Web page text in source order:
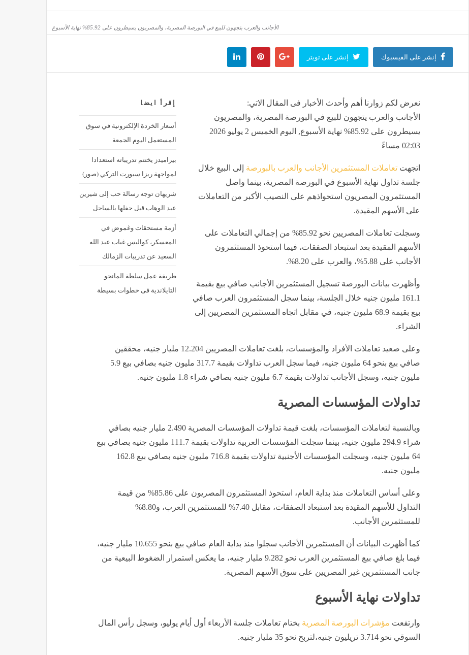
تنسيق الجامعات 2026، أبرز الكليات المتاحة في المرحلة الثانية لطلاب علمي وأدبي
منذ 34 دقيقة
الأجانب والعرب يتجهون للبيع في البورصة المصرية، والمصريون يسيطرون على 85.92% نهاية الأسبوع
إنشر على الفيسبوك إنشر على تويتر
إقرأ ايضا
أسعار الخردة الإلكترونية في سوق
المستعمل اليوم الجمعة
بيراميدز يختتم تدريباته استعدادا
لمواجهة ريزا سبورت التركي (صور)
شريهان توجه رسالة حب إلى شيرين
عبد الوهاب قبل حفلها بالساحل
أزمة مستحقات وغموض في
المعسكر، كواليس غياب عبد الله
السعيد عن تدريبات الزمالك
طريقة عمل سلطة المانجو
التايلاندية فى خطوات بسيطة
نعرض لكم زوارنا أهم وأحدث الأخبار فى المقال الاتي:
الأجانب والعرب يتجهون للبيع في البورصة المصرية، والمصريون
يسيطرون على 85.92% نهاية الأسبوع, اليوم الخميس 2 يوليو 2026
02:03 مساءً
اتجهتتعاملات المستثمرين الأجانب والعرب بالبورصة إلى البيع خلال
جلسة تداول نهاية الأسبوع في البورصة المصرية، بينما واصل
المستثمرون المصريون استحواذهم على النصيب الأكبر من التعاملات
على الأسهم المقيدة.
وسجلت تعاملات المصريين نحو 85.92% من إجمالي التعاملات على
الأسهم المقيدة بعد استبعاد الصفقات، فيما استحوذ المستثمرون
الأجانب على 5.88%، والعرب على 8.20%.
وأظهرت بيانات البورصة تسجيل المستثمرين الأجانب صافي بيع بقيمة
161.1 مليون جنيه خلال الجلسة، بينما سجل المستثمرون العرب صافي
بيع بقيمة 68.9 مليون جنيه، في مقابل اتجاه المستثمرين المصريين إلى
الشراء.
وعلى صعيد تعاملات الأفراد والمؤسسات، بلغت تعاملات المصريين 12.204 مليار جنيه، محققين
صافي بيع بنحو 64 مليون جنيه، فيما سجل العرب تداولات بقيمة 317.7 مليون جنيه بصافي بيع 5.9
مليون جنيه، وسجل الأجانب تداولات بقيمة 6.7 مليون جنيه بصافي شراء 1.8 مليون جنيه.
تداولات المؤسسات المصرية
وبالنسبة لتعاملات المؤسسات، بلغت قيمة تداولات المؤسسات المصرية 2.490 مليار جنيه بصافي
شراء 294.9 مليون جنيه، بينما سجلت المؤسسات العربية تداولات بقيمة 111.7 مليون جنيه بصافي بيع
64 مليون جنيه، وسجلت المؤسسات الأجنبية تداولات بقيمة 716.8 مليون جنيه بصافي بيع 162.8
مليون جنيه.
وعلى أساس التعاملات منذ بداية العام، استحوذ المستثمرون المصريون على 85.86% من قيمة
التداول للأسهم المقيدة بعد استبعاد الصفقات، مقابل 7.40% للمستثمرين العرب، و8.80%
للمستثمرين الأجانب.
كما أظهرت البيانات أن المستثمرين الأجانب سجلوا منذ بداية العام صافي بيع بنحو 10.655 مليار جنيه،
فيما بلغ صافي بيع المستثمرين العرب نحو 9.282 مليار جنيه، ما يعكس استمرار الضغوط البيعية من
جانب المستثمرين غير المصريين على سوق الأسهم المصرية.
تداولات نهاية الأسبوع
وارتفعت مؤشرات البورصة المصرية بختام تعاملات جلسة الأربعاء أول أيام يوليو، وسجل رأس المال
السوقي نحو 3.714 تريليون جنيه،لتربح نحو 35 مليار جنيه.